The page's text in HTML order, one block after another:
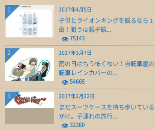
2017年4月5日
子供とライオンキングを観るなら
由！狙うは親子観...
75143
1
2017年3月7日
雨の日はもう怖くない！自転車屋
転車レインカバーの...
54665
2
2017年2月22日
まだスーツケースを持ち歩いてい
かけ。子連れの旅行...
32380
3